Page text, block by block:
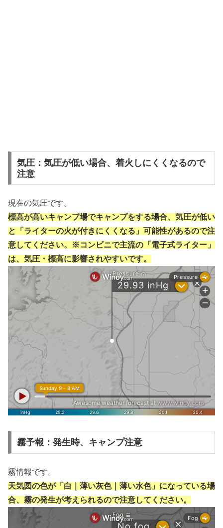
気圧：気圧が低い場合、着火しにくくなるので
注意
現在の気圧です。
標高が高いキャンプ場でキャンプをする場合、気圧が低い
と「ライターの火が付きにくくなる」可能性があるので注
意してください。※コンビニで主流の「電子式ライター」
は、気圧・標高に影響されやすいです。
霧予報：発生時、キャンプ注意
霧情報です。
天気図の色が「白｜薄い灰色｜薄い水色」になっている場
合、霧の発生が考えられるので注意してください。